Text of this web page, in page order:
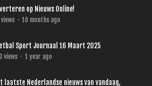
op Nieuws Online!
· 10 months ago
Sport Journaal 16 Maart 2025
views · 1 year ago
laatste Nederlandse nieuws van vandaag,